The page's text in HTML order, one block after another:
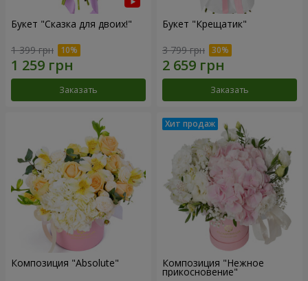
Букет "Сказка для двоих!"
1 399 грн
Заказать
Букет "Крещатик"
3 799 грн
Заказать
Композиция "Absolute" Композиция "Нежное
прикосновение"